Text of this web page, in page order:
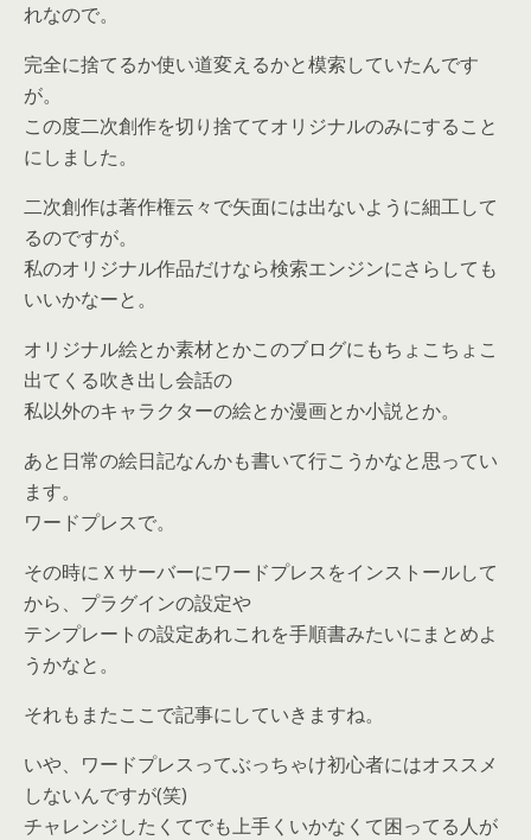
れなので。
完全に捨てるか使い道変えるかと模索していたんです
が。
この度二次創作を切り捨ててオリジナルのみにすること
にしました。
二次創作は著作権云々で矢面には出ないように細工して
るのですが。
私のオリジナル作品だけなら検索エンジンにさらしても
いいかなーと。
オリジナル絵とか素材とかこのブログにもちょこちょこ
出てくる吹き出し会話の
私以外のキャラクターの絵とか漫画とか小説とか。
あと日常の絵日記なんかも書いて行こうかなと思ってい
ます。
ワードプレスで。
その時にＸサーバーにワードプレスをインストールして
から、プラグインの設定や
テンプレートの設定あれこれを手順書みたいにまとめよ
うかなと。
それもまたここで記事にしていきますね。
いや、ワードプレスってぶっちゃけ初心者にはオススメ
しないんですが(笑)
チャレンジしたくてでも上手くいかなくて困ってる人が